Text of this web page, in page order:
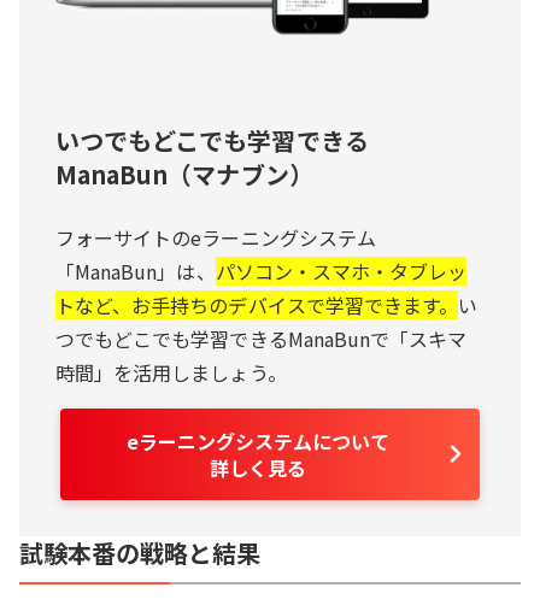
いつでもどこでも学習できる
ManaBun（マナブン）
フォーサイトのeラーニングシステム
「ManaBun」は、 パソコン・スマホ・タブレッ
トなど、お手持ちのデバイスで学習できます。 い
つでもどこでも学習できるManaBunで「スキマ
時間」を活用しましょう。
eラーニングシステムについて
詳しく見る
試験本番の戦略と結果